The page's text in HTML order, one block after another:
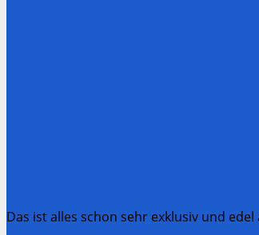
Das ist alles schon sehr exklusiv und